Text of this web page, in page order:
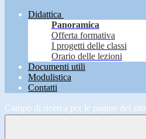
Didattica
Panoramica
Offerta formativa
I progetti delle classi
Orario delle lezioni
Documenti utili
Modulistica
Contatti
Campo di ricerca per le pagine del sito